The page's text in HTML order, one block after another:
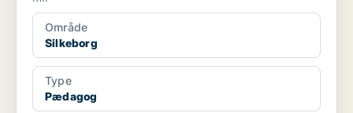
Område
Silkeborg
Type
Pædagog